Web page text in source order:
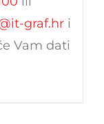
graf.hri
Vam dati